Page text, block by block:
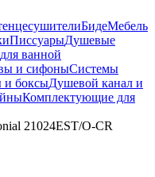
БидеМебель
ПиссуарыДушевые
ванной
и сифоныСистемы
и боксыДушевой канал и
Комплектующие для
21024EST/O-CR